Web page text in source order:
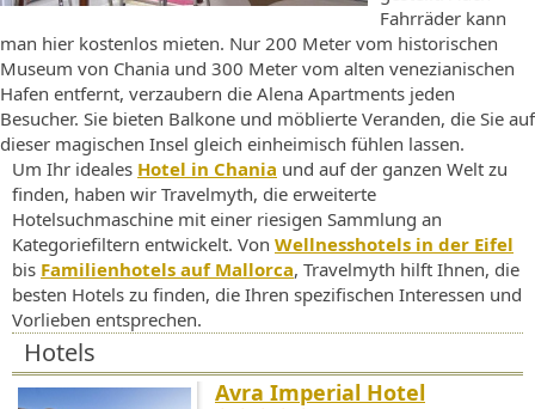
Fahrräder kann
man hier kostenlos mieten. Nur 200 Meter vom historischen
Museum von Chania und 300 Meter vom alten venezianischen
Hafen entfernt, verzaubern die Alena Apartments jeden
Besucher. Sie bieten Balkone und möblierte Veranden, die Sie auf
dieser magischen Insel gleich einheimisch fühlen lassen.
Um Ihr ideales Hotel in Chania und auf der ganzen Welt zu
finden, haben wir Travelmyth, die erweiterte
Hotelsuchmaschine mit einer riesigen Sammlung an
Kategoriefiltern entwickelt. Von Wellnesshotels in der Eifel
bis Familienhotels auf Mallorca, Travelmyth hilft Ihnen, die
besten Hotels zu finden, die Ihren spezifischen Interessen und
Vorlieben entsprechen.
Hotels
Avra Imperial Hotel